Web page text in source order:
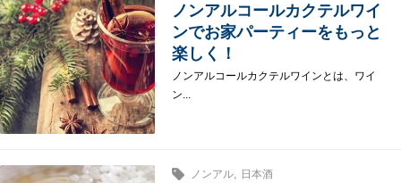
ノンアルコールカクテルワイ
ンでお家パーティーをもっと
楽しく！
ノンアルコールカクテルワインとは、ワイ
ン...
ノンアル, 日本酒